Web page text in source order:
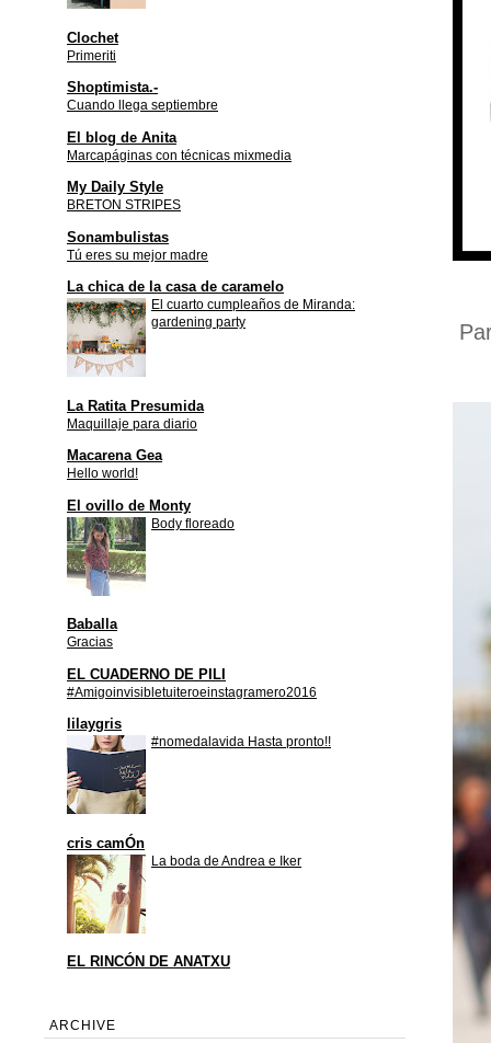
Clochet
Primeriti
Shoptimista.-
Cuando llega septiembre
El blog de Anita
Marcapáginas con técnicas mixmedia
My Daily Style
BRETON STRIPES
Sonambulistas
Tú eres su mejor madre
La chica de la casa de caramelo
El cuarto cumpleaños de Miranda:
gardening party
La Ratita Presumida
Maquillaje para diario
Macarena Gea
Hello world!
El ovillo de Monty
Body floreado
Baballa
Gracias
EL CUADERNO DE PILI
#Amigoinvisibletuiteroeinstagramero2016
lilaygris
#nomedalavida Hasta pronto!!
cris camÓn
La boda de Andrea e Iker
EL RINCÓN DE ANATXU
ARCHIVE